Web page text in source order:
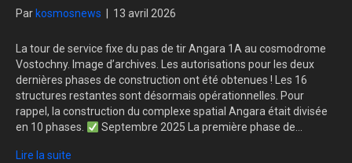
Par kosmosnews 13 avril 2026
La tour de service fixe du pas de tir Angara 1A au cosmodrome
Vostochny. Image d’archives. Les autorisations pour les deux
dernières phases de construction ont été obtenues ! Les 16
structures restantes sont désormais opérationnelles. Pour
rappel, la construction du complexe spatial Angara était divisée
en 10 phases.
Septembre 2025 La première phase de…
Lire la suite